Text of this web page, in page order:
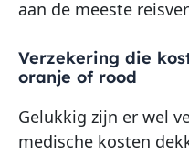
aan de meeste
Verzekering die
oranje of rood
Gelukkig zijn er wel
medische kosten